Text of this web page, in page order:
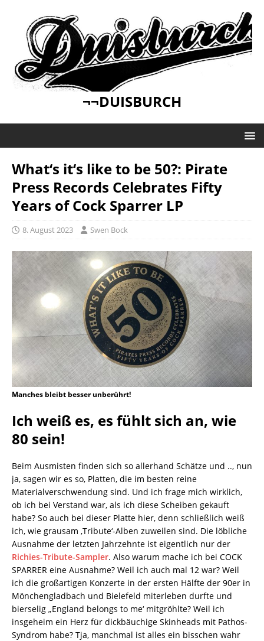
¬¬DUISBURCH
What‘s it‘s like to be 50?: Pirate
Press Records Celebrates Fifty
Years of Cock Sparrer LP
8. August 2023 Swen Bock
Manches bleibt besser unberührt!
Ich weiß es, es fühlt sich an, wie
80 sein!
Beim Ausmisten finden sich so allerhand Schätze und .., nun
ja, sagen wir es so, Platten, die im besten reine
Materialverschwendung sind. Und ich frage mich wirklich,
ob ich bei Verstand war, als ich diese Scheiben gekauft
habe? So auch bei dieser Platte hier, denn schließlich weiß
ich, wie grausam ‚Tribute‘-Alben zuweilen sind. Die löbliche
Ausnahme der letzten Jahrzehnte ist eigentlich nur der
Richies-Tribute-Sampler. Also warum mache ich bei COCK
SPARRER eine Ausnahme? Weil ich auch mal 12 war? Weil
ich die großartigen Konzerte in der ersten Hälfte der 90er in
Mönchengladbach und Bielefeld miterleben durfte und
bierselig „England belongs to me‘ mitgröhlte? Weil ich
insgeheim ein Herz für dickbäuchige Skinheads mit Pathos-
Syndrom habe? Tja, manchmal ist alles ein bisschen wahr